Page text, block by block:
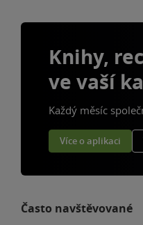
Knihy,
ve vaší
Každý měsíc
Více o aplikaci
Často navštěvované